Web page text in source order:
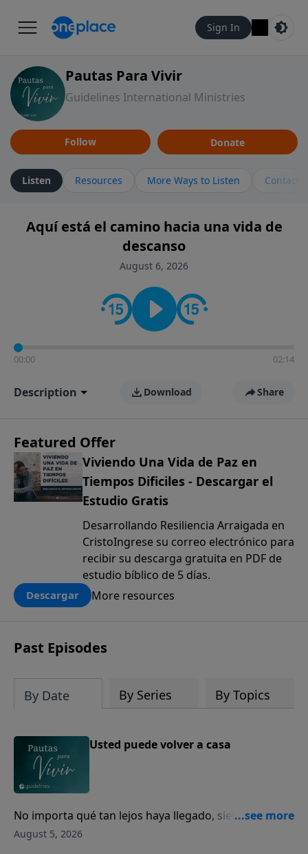
Sign In
Pautas Para Vivir
Guidelines International Ministries
Follow Donate
Listen Resources More Ways to Listen Contact
Aquí está el camino hacia una vida de
descanso
August 6, 2026
00:00 02:14
Description Download Share
Featured Offer
Viviendo Una Vida de Paz en
Tiempos Dificiles - Descargar el
Estudio Gratis
Desarrollando Resiliencia Arraigada en
CristoIngrese su correo electrónico para
recibir su descarga gratuita en PDF de
estudio bíblico de 5 días.
Descargar More resources
Past Episodes
By Date By Series By Topics
Usted puede volver a casa
No importa qué tan lejos haya llegado, siempre
puede volver a casa con Dios.
August 5, 2026